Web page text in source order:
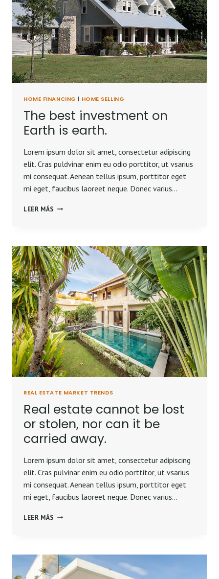
HOME FINANCING | HOME SELLING
The best investment on
Earth is earth.
Lorem ipsum dolor sit amet, consectetur adipiscing
elit. Cras puldvinar enim eu odio porttitor, ut vsarius
mi consequat. Aenean tellus ipsum, porttitor eget
mi eget, faucibus laoreet neque. Donec varius…
LEER MÁS THE
EARTH
IS
EARTH.
REAL ESTATE MARKET TRENDS
Real estate cannot be lost
or stolen, nor can it be
carried away.
Lorem ipsum dolor sit amet, consectetur adipiscing
elit. Cras pulvinar enim eu odio porttitor, ut vsarius
mi consequat. Aenean tellus ipsum, porttitor eget
mi eget, faucibus laoreet neque. Donec varius…
LEER MÁS REAL
LOST
OR
STOLEN,